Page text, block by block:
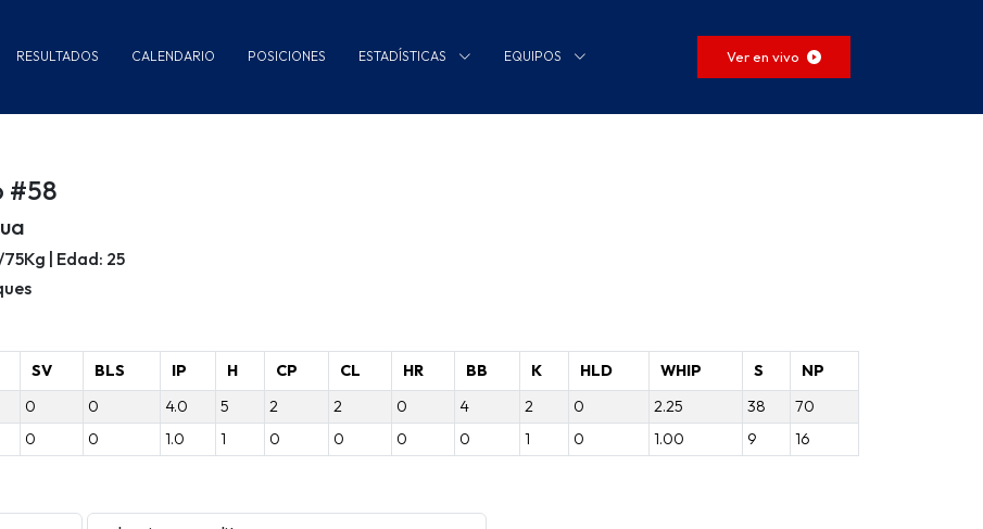
RESULTADOS CALENDARIO POSICIONES ESTADÍSTICAS EQUIPOS Ver en vivo
#58
| Edad: 25
SV BLS IP H CP CL HR BB K HLD WHIP S
NP
0 0 4.0 5 2 2 0 4 2 0 2.25 38
70
0 0 1.0 1 0 0 0 0 1 0 1.00 9 16